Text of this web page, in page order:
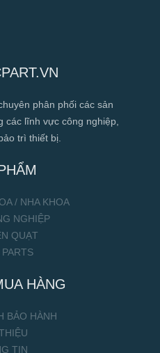
phân phối các sản
các lĩnh vực công nghiệp,
trì thiết bị.
/ NHA KHOA
NGHIỆP
QUẠT
PARTS
HÀNG
BẢO HÀNH
TIN